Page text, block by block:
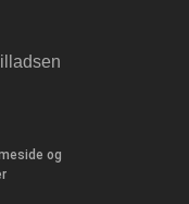
og